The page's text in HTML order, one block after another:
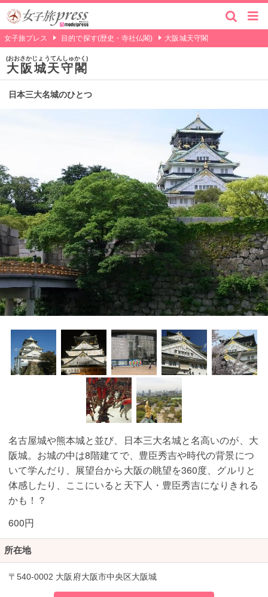
女子旅プレス 目的で探す(歴史・寺社仏閣) 大阪城天守閣
大阪城天守閣
おおさかじょうてんしゅかく
日本三大名城のひとつ
名古屋城や熊本城と並び、日本三大名城と名高いのが、大
阪城。お城の中は8階建てで、豊臣秀吉や時代の背景につ
いて学んだり、展望台から大阪の眺望を360度、グルリと
体感したり、ここにいると天下人・豊臣秀吉になりきれる
かも！？
600円
所在地
〒540-0002 大阪府大阪市中央区大阪城